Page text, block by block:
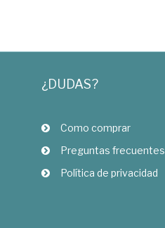
¿DUDAS?
Como comprar
Preguntas frecuentes
Política de privacidad